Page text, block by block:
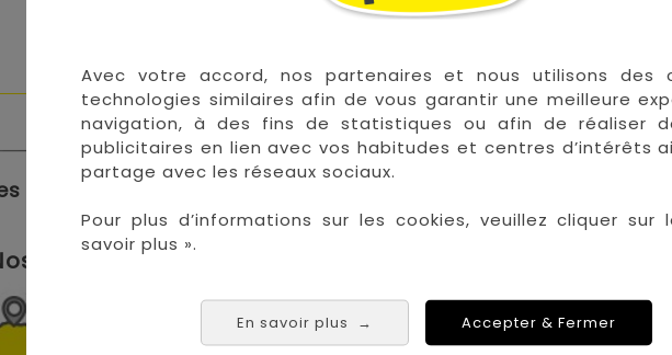
Avec votre accord, nos partenaires et nous utilisons des
technologies similaires afin de vous garantir une meilleure
navigation, à des fins de statistiques ou afin de réaliser
publicitaires en lien avec vos habitudes et centres d’intérêts
partage avec les réseaux sociaux.
Pour plus d’informations sur les cookies, veuillez cliquer sur
savoir plus ».
En savoir plus → Accepter & Fermer
Petits propose les plus grandes marques de puériculture
la Réunion !
magasins à La Réunion :
• Saint Denis
• Saint Paul
• Saint Pierre